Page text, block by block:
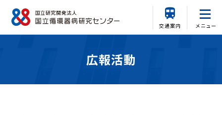
交通案内 メニュー
広報活動